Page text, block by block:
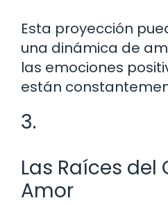
Esta proyección
una dinámica de
las emociones
están
3.
Las Raíces del
Amor